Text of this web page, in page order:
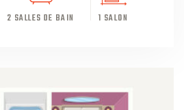
2 SALLES DE BAIN 1 SALON